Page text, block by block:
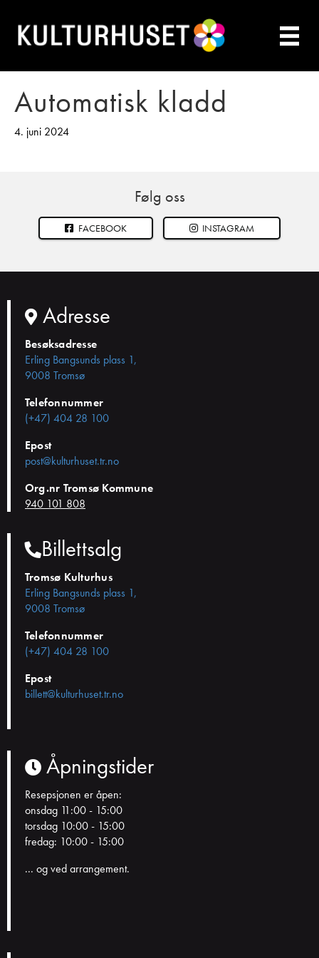
Automatisk kladd
4. juni 2024
Følg oss
FACEBOOK INSTAGRAM
Adresse
Besøksadresse
Erling Bangsunds plass 1,
9008 Tromsø
Telefonnummer
(+47) 404 28 100
Epost
post@kulturhuset.tr.no
Org.nr Tromsø Kommune
940 101 808
Billettsalg
Tromsø Kulturhus
Erling Bangsunds plass 1,
9008 Tromsø
Telefonnummer
(+47) 404 28 100
Epost
billett@kulturhuset.tr.no
Åpningstider
Resepsjonen er åpen:
onsdag 11:00 - 15:00
torsdag 10:00 - 15:00
fredag: 10:00 - 15:00
... og ved arrangement.